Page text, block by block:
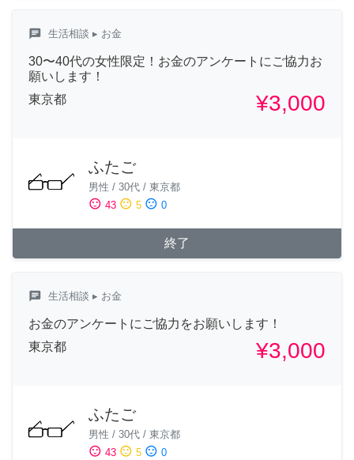
chat 生活相談 ▸ お金
30〜40代の女性限定！お金のアンケートにご協力お
願いします！
東京都
¥3,000
ふたご
男性 / 30代 / 東京都
sentiment_satisfied 43 sentiment_neutral 5 sentiment_dissatisfied 0
終了
chat 生活相談 ▸ お金
お金のアンケートにご協力をお願いします！
東京都
¥3,000
ふたご
男性 / 30代 / 東京都
sentiment_satisfied 43 sentiment_neutral 5 sentiment_dissatisfied 0